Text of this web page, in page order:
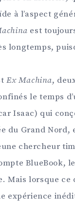
à l’aspect
est
longtemps,
Ex Machina,
le temps
Isaac) qui
du Grand Nord,
chercheur
BlueBook,
Mais lorsque ce
expérience